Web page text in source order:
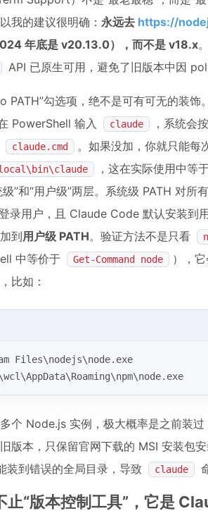
我的建议很明确： 永远去 https://
年底是 v20.13.0），而不是 v18.x
API 已原生可用，避免了旧版本中因
PATH”勾选项，绝不是可有可无的装
PowerShell 输入
claude ，系统会
claude.cmd 。如果没加，你就只能每
，这在实际使用中等
级”和“用户级”两层。系统级 PATH 对
录用户，且 Claude Code 默认安装到
到用户级 PATH。验证方法不是只看
中等价于 Get-Command node
），
比如：
Files\nodejs\node.exe
个 Node.js 实例，极大概率是之前装
版本，只保留官网下载的 MSI 安装包
装到错误的全局目录，导致 claude
“版本控制工具”，它是